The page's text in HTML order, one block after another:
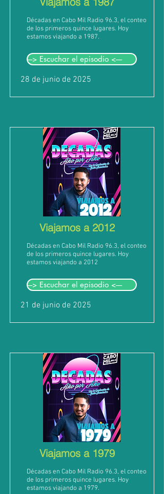
Décadas en Cabo Mil Radio 96.3, el conteo
de los primeros quince lugares. Hoy
estamos viajando a 1987.
---> Escuchar el episodio <----
28 de junio de 2025
Viajamos a 2012
Décadas en Cabo Mil Radio 96.3, el conteo
de los primeros quince lugares. Hoy
estamos viajando a 2012
---> Escuchar el episodio <----
21 de junio de 2025
Viajamos a 1979
Décadas en Cabo Mil Radio 96.3, el conteo
de los primeros quince lugares. Hoy
estamos viajando a 1979.